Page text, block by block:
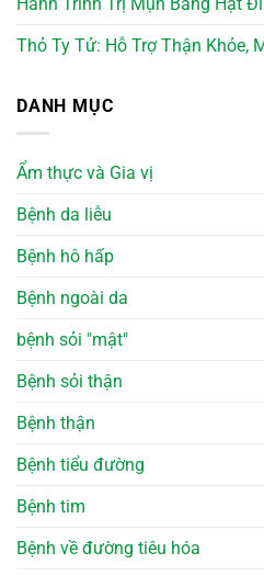
Hành Trình Trị Mụn Bằng Hạt
Thỏ Ty Tử: Hỗ Trợ Thận Khỏe,
DANH MỤC
Ẩm thực và Gia vị
Bệnh da liễu
Bệnh hô hấp
Bệnh ngoài da
bệnh sỏi "mật"
Bệnh sỏi thận
Bệnh thận
Bệnh tiểu đường
Bệnh tim
Bệnh về đường tiêu hóa